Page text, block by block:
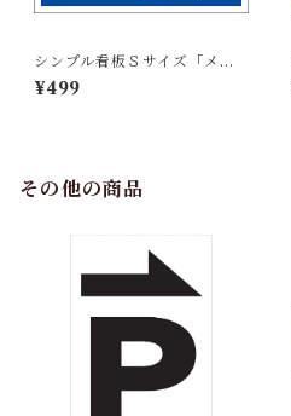
シンプル看板Ｓサイズ「メガ
ネ着用」【工場・現場】屋外
可
¥499
その他の商品